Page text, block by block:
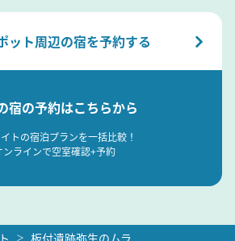
ット周辺の宿を予約する
宿の予約はこちらから
トの宿泊プランを一括比較！
ンラインで空室確認+予約
板付遺跡弥生のムラ